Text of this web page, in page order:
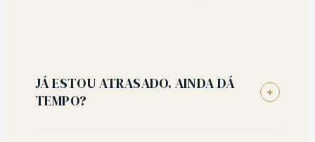
JÁ ESTOU ATRASADO. AINDA DÁ
TEMPO?
+